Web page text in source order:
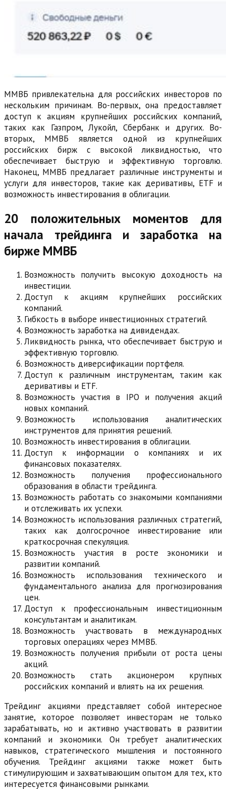
ММВБ привлекательна для российских инвесторов по
нескольким причинам. Во-первых, она предоставляет
доступ к акциям крупнейших российских компаний,
таких как Газпром, Лукойл, Сбербанк и других. Во-
вторых, ММВБ является одной из крупнейших
российских бирж с высокой ликвидностью, что
обеспечивает быструю и эффективную торговлю.
Наконец, ММВБ предлагает различные инструменты и
услуги для инвесторов, такие как деривативы, ETF и
возможность инвестирования в облигации.
20 положительных моментов для
начала трейдинга и заработка на
бирже ММВБ
Возможность получить высокую доходность на
инвестиции.
Доступ к акциям крупнейших российских
компаний.
Гибкость в выборе инвестиционных стратегий.
Возможность заработка на дивидендах.
Ликвидность рынка, что обеспечивает быструю и
эффективную торговлю.
Возможность диверсификации портфеля.
Доступ к различным инструментам, таким как
деривативы и ETF.
Возможность участия в IPO и получения акций
новых компаний.
Возможность использования аналитических
инструментов для принятия решений.
Возможность инвестирования в облигации.
Доступ к информации о компаниях и их
финансовых показателях.
Возможность получения профессионального
образования в области трейдинга.
Возможность работать со знакомыми компаниями
и отслеживать их успехи.
Возможность использования различных стратегий,
таких как долгосрочное инвестирование или
краткосрочная спекуляция.
Возможность участия в росте экономики и
развитии компаний.
Возможность использования технического и
фундаментального анализа для прогнозирования
цен.
Доступ к профессиональным инвестиционным
консультантам и аналитикам.
Возможность участвовать в международных
торговых операциях через ММВБ.
Возможность получения прибыли от роста цены
акций.
Возможность стать акционером крупных
российских компаний и влиять на их решения.
Трейдинг акциями представляет собой интересное
занятие, которое позволяет инвесторам не только
зарабатывать, но и активно участвовать в развитии
компаний и экономики. Он требует аналитических
навыков, стратегического мышления и постоянного
обучения. Трейдинг акциями также может быть
стимулирующим и захватывающим опытом для тех, кто
интересуется финансовыми рынками.